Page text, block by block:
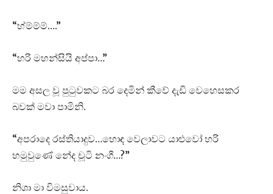
“හ්ම්ම්ම්….”
“හරි මහන්සියි අප්පා…”
මම අසල වූ පුටුවකට බර දෙමින් කීවේ දැඩි වෙහෙසකර
බවක් මවා පාමිනි.
“අපරාදෙ රස්තියාදුව…හොඳ වෙලාවට යාළුවෝ හරි
හමුවුණේ නේද චූටි නංගී…?”
නිශා මා විමසුවාය.